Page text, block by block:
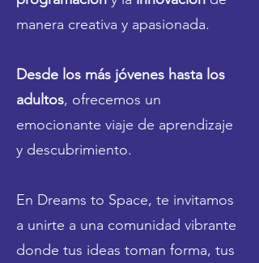
manera creativa y apasionada.
Desde los más jóvenes hasta los
adultos, ofrecemos un
emocionante viaje de aprendizaje
y descubrimiento.
En Dreams to Space, te invitamos
a unirte a una comunidad vibrante
donde tus ideas toman forma, tus